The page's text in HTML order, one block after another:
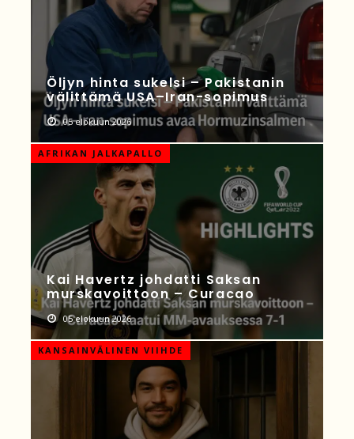
Öljyn hinta sukelsi – Pakistanin
välittämä USA–Iran-sopimus
05 elokuun 2026
AFRIKAN JALKAPALLO
Kai Havertz johdatti Saksan
murskavoittoon – Curacao
05 elokuun 2026
KANSAINVÄLINEN VIIHDE